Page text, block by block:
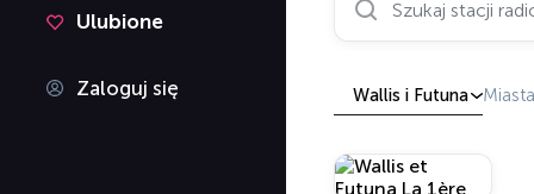
Ulubione
Zaloguj się Wallis i Futuna Miasta